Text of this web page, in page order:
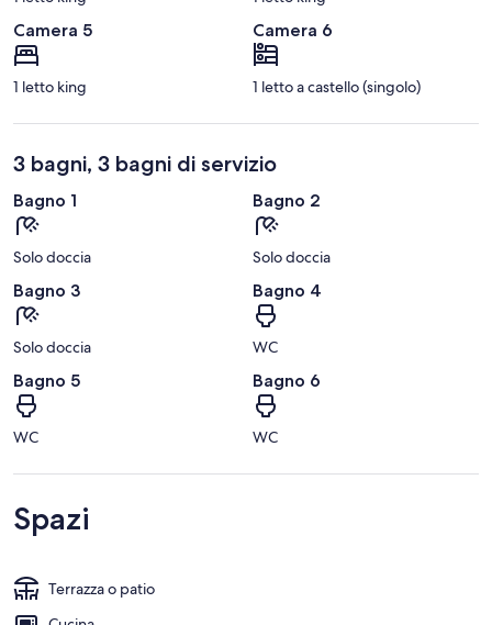
Camera 5
1 letto king
Camera 6
1 letto a castello (singolo)
3 bagni, 3 bagni di servizio
Bagno 1
Solo doccia
Bagno 2
Solo doccia
Bagno 3
Solo doccia
Bagno 4
WC
Bagno 5
WC
Bagno 6
WC
Spazi
Terrazza o patio